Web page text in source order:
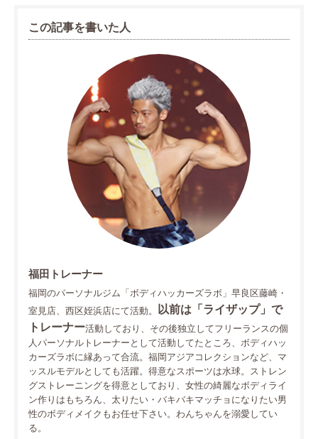
この記事を書いた人
福田トレーナー
福岡のパーソナルジム「ボディハッカーズラボ」早良区藤崎・
室見店、西区姪浜店にて活動。
以前は「ライザップ」で
トレーナー活動しており、その後独立してフリーランスの個
人パーソナルトレーナーとして活動してたところ、ボディハッ
カーズラボに縁あって合流。福岡アジアコレクションなど、マ
ッスルモデルとしても活躍。得意なスポーツは水球。ストレン
グストレーニングを得意としており、女性の綺麗なボディライ
ン作りはもちろん、太りたい・バキバキマッチョになりたい男
性のボディメイクもお任せ下さい。わんちゃんを溺愛してい
る。